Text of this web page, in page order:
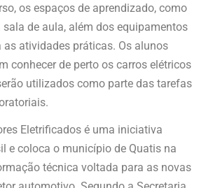
os espaços de aprendizado, como
de aula, além dos equipamentos
atividades práticas. Os alunos
conhecer de perto os carros elétricos
utilizados como parte das tarefas
Eletrificados é uma iniciativa
e coloca o município de Quatis na
técnica voltada para as novas